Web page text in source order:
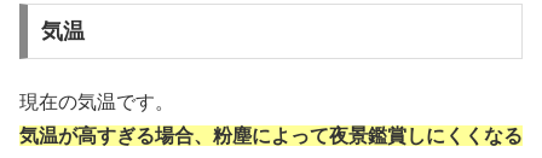
気温
現在の気温です。
気温が高すぎる場合、粉塵によって夜景鑑賞しにくくなる